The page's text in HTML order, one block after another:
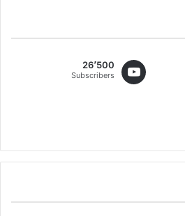
26٬500
Subscribers